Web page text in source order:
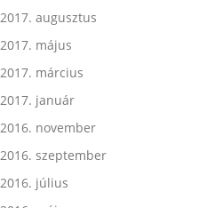
2017. augusztus
2017. május
2017. március
2017. január
2016. november
2016. szeptember
2016. július